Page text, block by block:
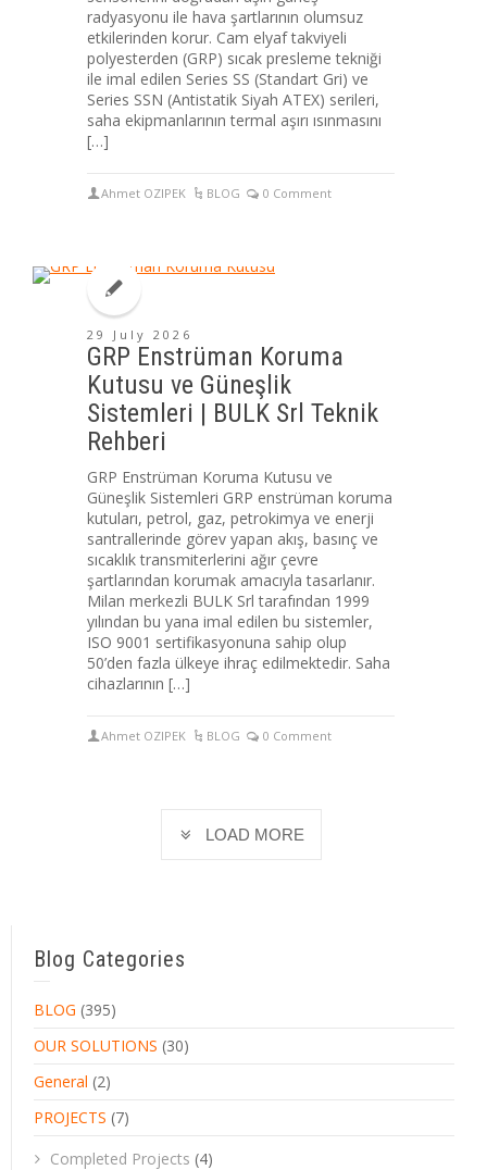
radyasyonu ile hava şartlarının olumsuz
etkilerinden korur. Cam elyaf takviyeli
polyesterden (GRP) sıcak presleme tekniği
ile imal edilen Series SS (Standart Gri) ve
Series SSN (Antistatik Siyah ATEX) serileri,
saha ekipmanlarının termal aşırı ısınmasını
[…]
Ahmet OZIPEK BLOG 0 Comment
29 July 2026
GRP Enstrüman Koruma
Kutusu ve Güneşlik
Sistemleri | BULK Srl Teknik
Rehberi
GRP Enstrüman Koruma Kutusu ve
Güneşlik Sistemleri GRP enstrüman koruma
kutuları, petrol, gaz, petrokimya ve enerji
santrallerinde görev yapan akış, basınç ve
sıcaklık transmiterlerini ağır çevre
şartlarından korumak amacıyla tasarlanır.
Milan merkezli BULK Srl tarafından 1999
yılından bu yana imal edilen bu sistemler,
ISO 9001 sertifikasyonuna sahip olup
50’den fazla ülkeye ihraç edilmektedir. Saha
cihazlarının […]
Ahmet OZIPEK BLOG 0 Comment
LOAD MORE
Blog Categories
BLOG (395)
OUR SOLUTIONS (30)
General (2)
PROJECTS (7)
Completed Projects (4)